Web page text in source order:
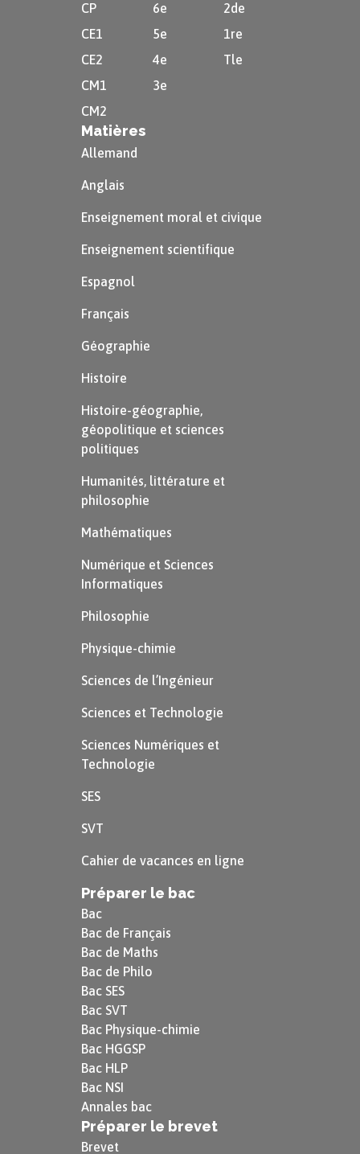
A Carlos legusta .→ Carlos
aime lire.
D’autres verbes se construisent comme
encantar(adorer) ou
envie).
A mí me encantan los postres.→ J’adore les
desserts.
CP
CE1
CE2
CM1
CM2
6e
5e
4e
3e
2de
1re
Tle
Matières
Allemand
Anglais
Enseignement moral et civique
Enseignement scientifique
Espagnol
Français
Géographie
Histoire
Histoire-géographie,
géopolitique et sciences
politiques
Humanités, littérature et
philosophie
Mathématiques
Numérique et Sciences
Informatiques
Philosophie
Physique-chimie
Sciences de l’Ingénieur
Sciences et Technologie
Sciences Numériques et
Technologie
SES
SVT
Cahier de vacances en ligne
Préparer le bac
Bac
Bac de Français
Bac de Maths
Bac de Philo
Bac SES
Bac SVT
Bac Physique-chimie
Bac HGGSP
Bac HLP
Bac NSI
Annales bac
Préparer le brevet
Brevet